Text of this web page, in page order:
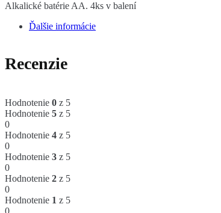
Alkalické batérie AA. 4ks v balení
Ďalšie informácie
Recenzie
Hodnotenie 0 z 5
Hodnotenie 5 z 5
0
Hodnotenie 4 z 5
0
Hodnotenie 3 z 5
0
Hodnotenie 2 z 5
0
Hodnotenie 1 z 5